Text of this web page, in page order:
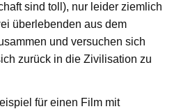
sind toll), nur leider ziemlich
überlebenden aus dem
und versuchen sich
zurück in die Zivilisation zu
für einen Film mit